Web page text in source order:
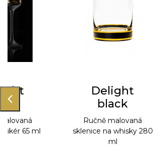
likér 65 ml
Delight
black
Ručně malovaná
sklenice na whisky 280
ml